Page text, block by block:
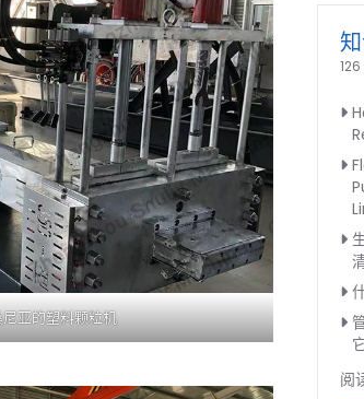
亚的塑料颗粒机
阅